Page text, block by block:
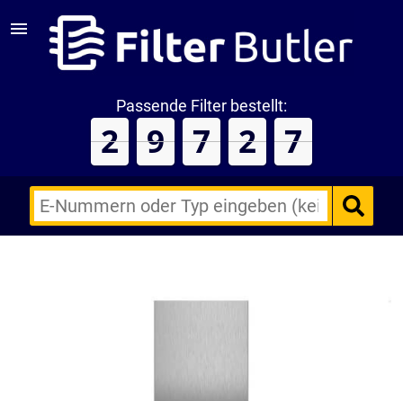
Passende Filter bestellt:
2 9 7 2 7
E-